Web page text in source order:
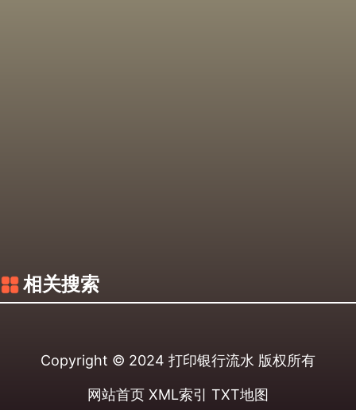
相关搜索
Copyright © 2024 打印银行流水 版权所有
网站首页 XML索引 TXT地图